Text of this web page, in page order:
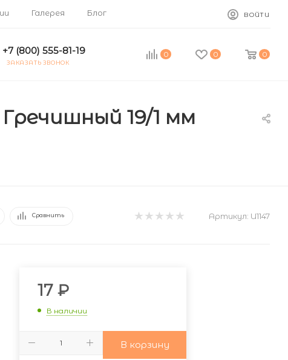
Галерея Блог ВОЙТИ
+7 (800) 555-81-19
ЗАКАЗАТЬ ЗВОНОК
0 0 0
19/1 мм
Сравнить Артикул: U1147
17 ₽
В наличии
В корзину